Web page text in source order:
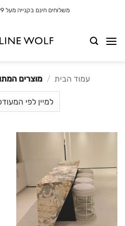
משלוחים חינם בקנייה מעל 399 ש"ח לא כולל ריהוט
עמוד הבית / מוצרים